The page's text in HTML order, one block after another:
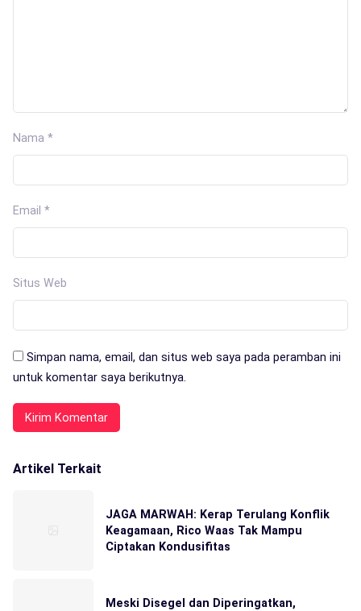
Nama *
Email *
Situs Web
Simpan nama, email, dan situs web saya pada peramban ini
untuk komentar saya berikutnya.
Artikel Terkait
JAGA MARWAH: Kerap Terulang Konflik
Keagamaan, Rico Waas Tak Mampu
Ciptakan Kondusifitas
Meski Disegel dan Diperingatkan,